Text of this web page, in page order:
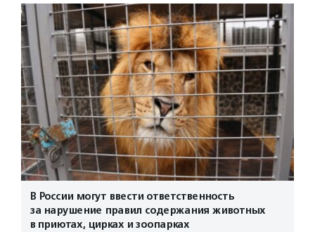
В России могут ввести ответственность
за нарушение правил содержания животных
в приютах, цирках и зоопарках